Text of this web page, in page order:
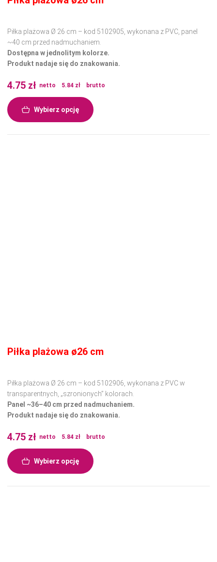
Piłka plażowa Ø 26 cm – kod 5102905, wykonana z PVC, panel
~40 cm przed nadmuchaniem.
Dostępna w jednolitym kolorze.
Produkt nadaje się do znakowania.
4.75 zł netto 5.84 zł brutto
Wybierz opcję
Piłka plażowa ø26 cm
Piłka plażowa Ø 26 cm – kod 5102906, wykonana z PVC w
transparentnych, „szronionych” kolorach.
Panel ~36–40 cm przed nadmuchaniem.
Produkt nadaje się do znakowania.
4.75 zł netto 5.84 zł brutto
Wybierz opcję